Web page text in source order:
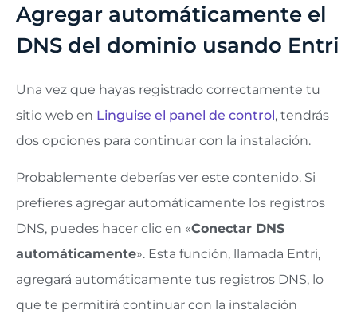
Agregar automáticamente el
DNS del dominio usando Entri
Una vez que hayas registrado correctamente tu
sitio web en Linguise el panel de control, tendrás
dos opciones para continuar con la instalación.
Probablemente deberías ver este contenido. Si
prefieres agregar automáticamente los registros
DNS, puedes hacer clic en «Conectar DNS
automáticamente». Esta función, llamada Entri,
agregará automáticamente tus registros DNS, lo
que te permitirá continuar con la instalación